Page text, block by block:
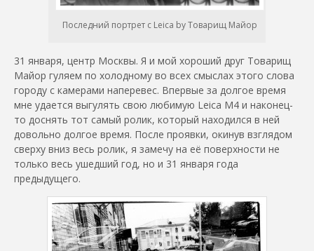
Последний портрет с Leica by Товарищ Майор
31 января, центр Москвы. Я и мой хороший друг Товарищ
Майор гуляем по холодному во всех смыслах этого слова
городу с камерами наперевес. Впервые за долгое время
мне удается выгулять свою любимую Leica M4 и наконец-
то доснять тот самый ролик, который находился в ней
довольно долгое время. После проявки, окинув взглядом
сверху вниз весь ролик, я замечу на её поверхности не
только весь ушедший год, но и 31 января года
предыдущего.